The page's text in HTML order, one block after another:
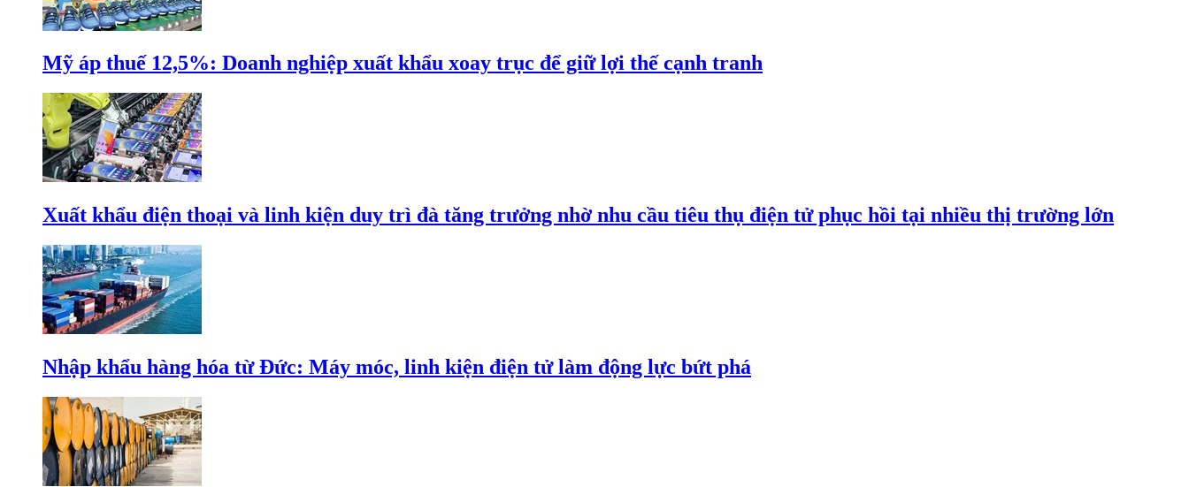
Mỹ áp thuế 12,5%: Doanh nghiệp xuất khẩu xoay trục để giữ lợi thế cạnh tranh
Xuất khẩu điện thoại và linh kiện duy trì đà tăng trưởng nhờ nhu cầu tiêu thụ điện tử phục hồi tại nhiều thị trường lớn
Nhập khẩu hàng hóa từ Đức: Máy móc, linh kiện điện tử làm động lực bứt phá